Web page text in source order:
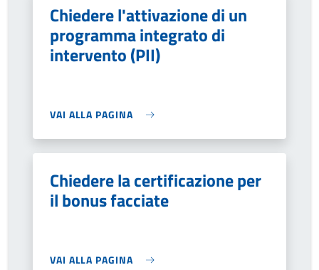
Chiedere l'attivazione di un
programma integrato di
intervento (PII)
VAI ALLA PAGINA
Chiedere la certificazione per
il bonus facciate
VAI ALLA PAGINA